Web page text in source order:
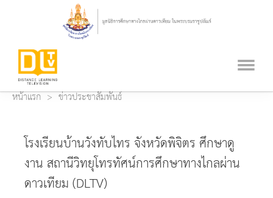
หน้าแรก ข่าวประชาสัมพันธ์
โรงเรียนบ้านวังทับไทร จังหวัดพิจิตร ศึกษาดู
งาน สถานีวิทยุโทรทัศน์การศึกษาทางไกลผ่าน
ดาวเทียม (DLTV)